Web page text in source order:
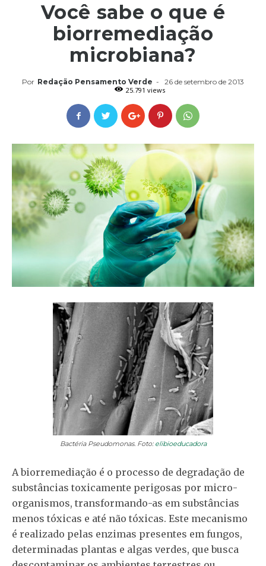
Você sabe o que é
biorremediação
microbiana?
Por Redação Pensamento Verde -
26 de setembro de 2013
25.791 views
Bactéria Pseudomonas. Foto: elibioeducadora
A biorremediação é o processo de degradação de
substâncias toxicamente perigosas por micro-
organismos, transformando-as em substâncias
menos tóxicas e até não tóxicas. Este mecanismo
é realizado pelas enzimas presentes em fungos,
determinadas plantas e algas verdes, que busca